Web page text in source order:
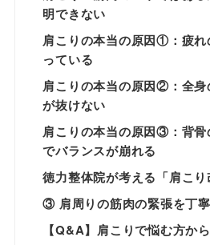
明できない
肩こりの本当の原因①：疲れ
っている
肩こりの本当の原因②：全身
が抜けない
肩こりの本当の原因③：背骨
でバランスが崩れる
徳力整体院が考える「肩こり
③ 肩周りの筋肉の緊張を丁
【Q&A】肩こりで悩む方か